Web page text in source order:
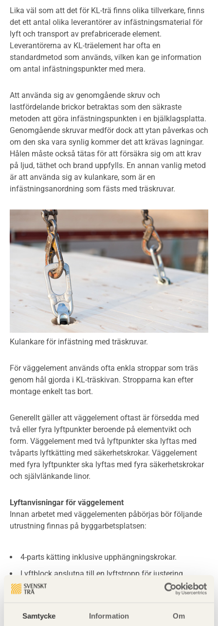
Samtycke Information Om
Lika väl som att det för KL-trä finns olika tillverkare, finns
det ett antal olika leverantörer av infästningsmaterial för
lyft och transport av prefabricerade element.
Leverantörerna av KL-träelement har ofta en
standardmetod som används, vilken kan ge information
om antal infästningspunkter med mera.
Att använda sig av genomgående skruv och
lastfördelande brickor betraktas som den säkraste
metoden att göra infästningspunkten i en bjälklagsplatta.
Genomgående skruvar medför dock att ytan påverkas och
om den ska vara synlig kommer det att krävas lagningar.
Hålen måste också tätas för att försäkra sig om att krav
på ljud, täthet och brand uppfylls. En annan vanlig metod
är att använda sig av kulankare, som är en
infästningsanordning som fästs med träskruvar.
Kulankare för infästning med träskruvar.
För väggelement används ofta enkla stroppar som träs
genom hål gjorda i KL-träskivan. Stropparna kan efter
montage enkelt tas bort.
Generellt gäller att väggelement oftast är försedda med
två eller fyra lyftpunkter beroende på elementvikt och
form. Väggelement med två lyftpunkter ska lyftas med
tvåparts lyftkätting med säkerhetskrokar. Väggelement
med fyra lyftpunkter ska lyftas med fyra säkerhetskrokar
och självlänkande linor.
Lyftanvisningar för väggelement
Innan arbetet med väggelementen påbörjas bör följande
utrustning finnas på byggarbetsplatsen:
4-parts kätting inklusive upphängningskrokar.
Lyftblock anslutna till en lyftstropp för justering.
Tyngdpunktsanvisning från KL-träelementtillverkare.
Gör daglig egenkontroll av kättingar, krokar och lyftblock.